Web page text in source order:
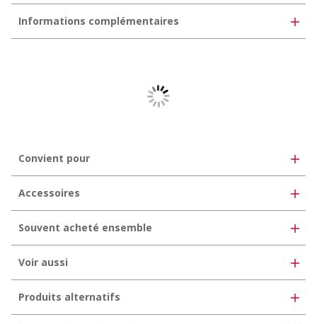
eClass 10.1
35-02-05-01
eClass 11.0
35-07-01-01
Informations complémentaires
Convient pour
Accessoires
Souvent acheté ensemble
Voir aussi
Produits alternatifs